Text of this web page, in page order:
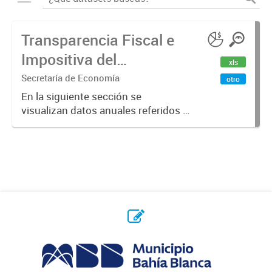
Transparencia Fiscal e
Impositiva del
Municipio. Año 2023
Secretaría de Economía
En la siguiente sección se
visualizan datos anuales referidos a
la transparencia fiscal e impositiva
xls
otro